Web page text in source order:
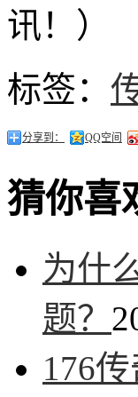
讯！）
标签：
分享到： QQ空间
猜你喜
为什
题？
176